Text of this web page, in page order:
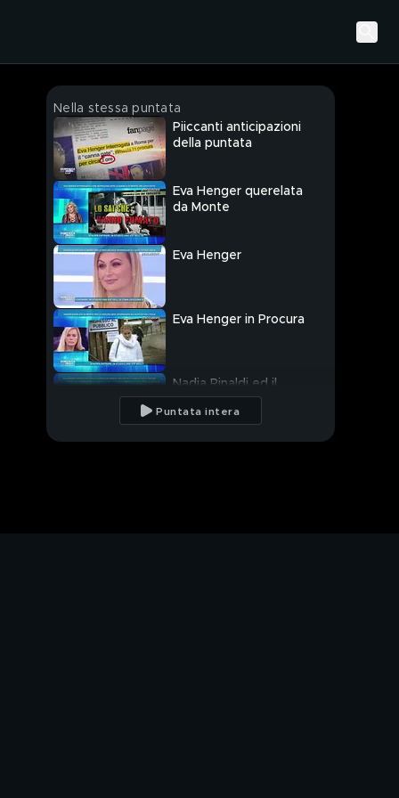
Nella stessa puntata
Piiccanti anticipazioni
della puntata
Eva Henger querelata
da Monte
Eva Henger
Eva Henger in Procura
Nadia Rinaldi ed il
"canna gate"
Puntata intera